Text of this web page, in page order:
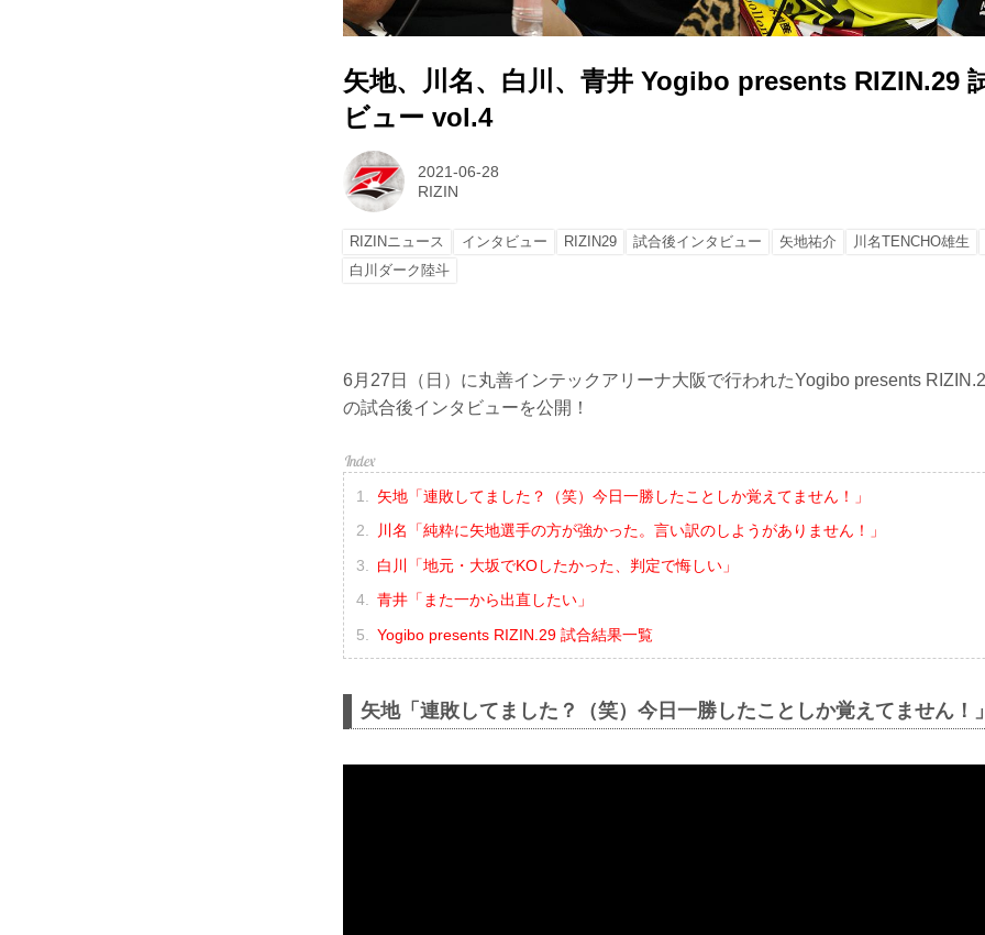
矢地、川名、白川、青井 Yogibo presents RIZIN.29
ビュー vol.4
2021-06-28
RIZIN
RIZINニュース インタビュー RIZIN29 試合後インタビュー 矢地祐介
川名TENCHO雄生
白川ダーク陸斗
6月27日（日）に丸善インテックアリーナ大阪で行われたYogibo presents
の試合後インタビューを公開！
矢地「連敗してました？（笑）今日一勝したことしか覚えてません！」
川名「純粋に矢地選手の方が強かった。言い訳のしようがありません！」
白川「地元・大坂でKOしたかった、判定で悔しい」
青井「また一から出直したい」
Yogibo presents RIZIN.29 試合結果一覧
矢地「連敗してました？（笑）今日一勝したことしか覚えてません！